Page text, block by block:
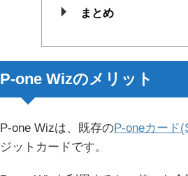
まとめ
P-one Wizのメリット
P-one Wizは、既存のP-oneカード
ジットカードです。